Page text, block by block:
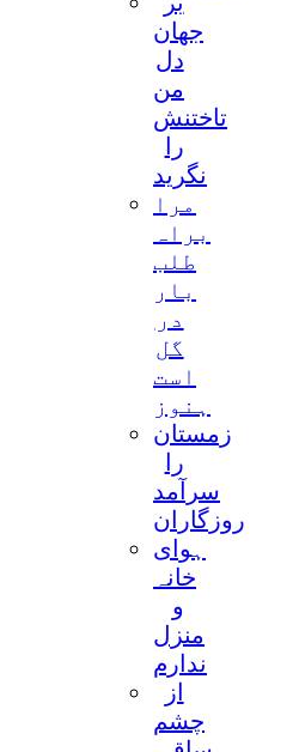
جھان
دل
من
تاختنش
را
نگرید
مرا
براہ
طلب
بار
در
گل
است
ہنوز
زمستان
را
سرآمد
روزگاران
ہوای
خانہ
و
منزل
ندارم
از
چشم